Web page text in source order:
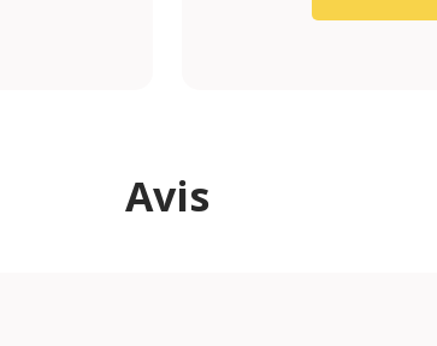
Avis